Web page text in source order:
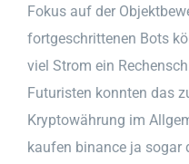
Fokus auf der
fortgeschrittenen Bots
viel Strom ein
Futuristen konnten das
Kryptowährung im
kaufen binance ja sogar